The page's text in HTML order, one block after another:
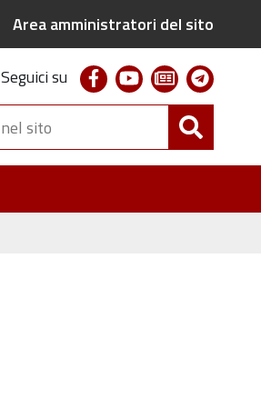
Area amministratori del sito
Seguici su facebookyoutubenewsletter
Cerca
nel
sito